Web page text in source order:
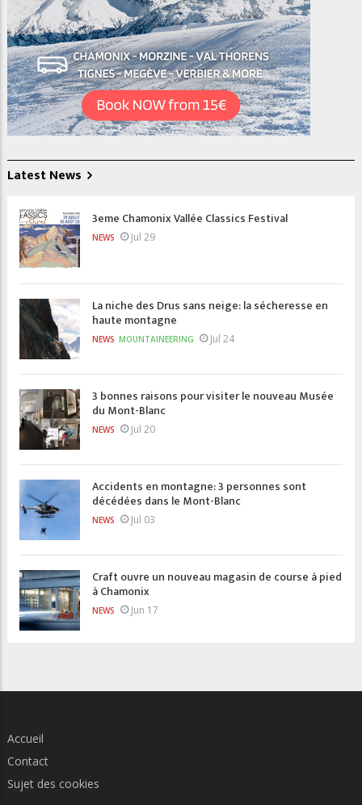
Latest News
3eme Chamonix Vallée Classics Festival
NEWS Jul 29
La niche des Drus sans neige: la sécheresse en
haute montagne
NEWS MOUNTAINEERING Jul 24
3 bonnes raisons pour visiter le nouveau Musée
du Mont-Blanc
NEWS Jul 20
Accidents en montagne: 3 personnes sont
décédées dans le Mont-Blanc
NEWS Jul 03
Craft ouvre un nouveau magasin de course à pied
à Chamonix
NEWS Jun 17
Accueil
Contact
Sujet des cookies